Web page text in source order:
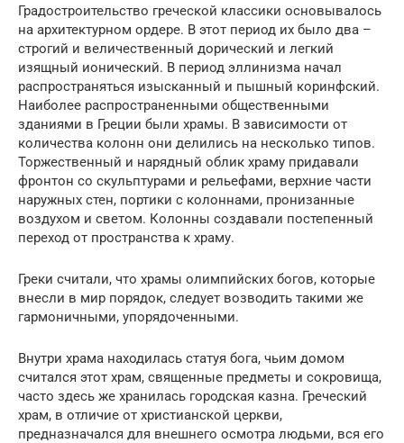
Градостроительство греческой классики основывалось
на архитектурном ордере. В этот период их было два –
строгий и величественный дорический и легкий
изящный ионический. В период эллинизма начал
распространяться изысканный и пышный коринфский.
Наиболее распространенными общественными
зданиями в Греции были храмы. В зависимости от
количества колонн они делились на несколько типов.
Торжественный и нарядный облик храму придавали
фронтон со скульптурами и рельефами, верхние части
наружных стен, портики с колоннами, пронизанные
воздухом и светом. Колонны создавали постепенный
переход от пространства к храму.
Греки считали, что храмы олимпийских богов, которые
внесли в мир порядок, следует возводить такими же
гармоничными, упорядоченными.
Внутри храма находилась статуя бога, чьим домом
считался этот храм, священные предметы и сокровища,
часто здесь же хранилась городская казна. Греческий
храм, в отличие от христианской церкви,
предназначался для внешнего осмотра людьми, вся его